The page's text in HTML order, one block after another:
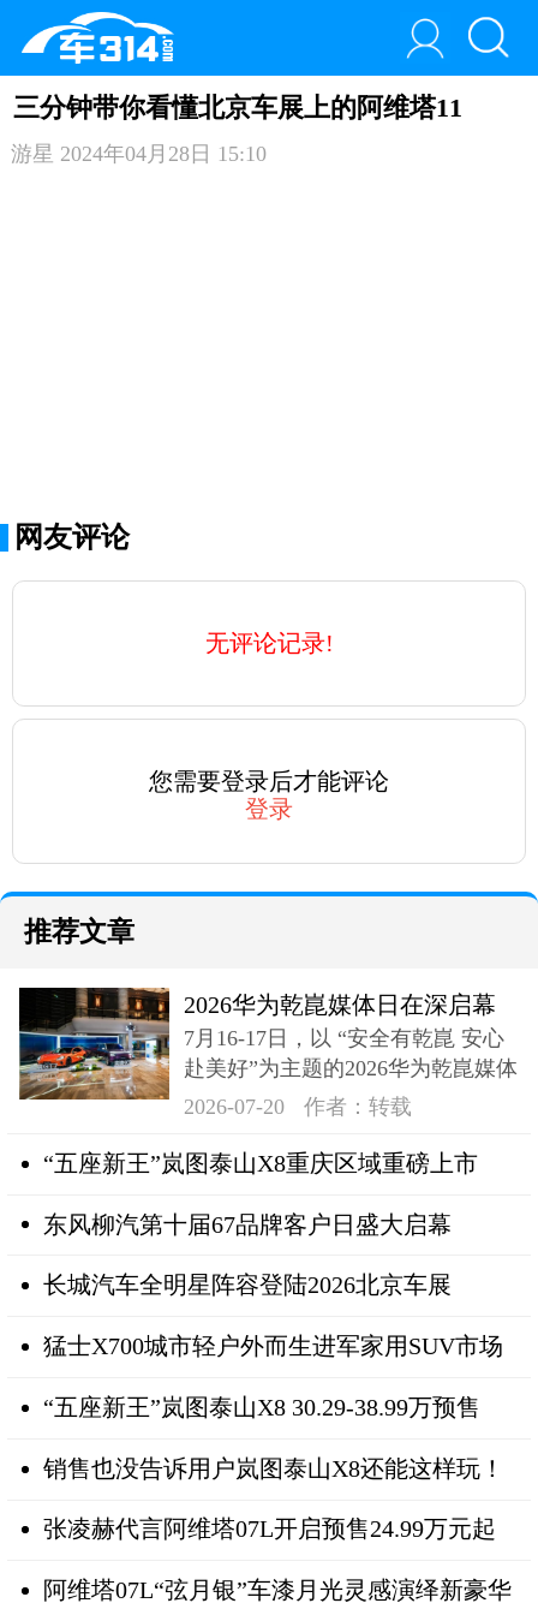
三分钟带你看懂北京车展上的阿维塔11
游星 2024年04月28日 15:10
网友评论
无评论记录!
您需要登录后才能评论
登录
推荐文章
2026华为乾崑媒体日在深启幕
奕境X9登场
7月16-17日，以 “安全有乾崑 安心
赴美好”为主题的2026华为乾崑媒体
日在深成功举办
2026-07-20 作者：转载
“五座新王”岚图泰山X8重庆区域重磅上市
东风柳汽第十届67品牌客户日盛大启幕
长城汽车全明星阵容登陆2026北京车展
猛士X700城市轻户外而生进军家用SUV市场
“五座新王”岚图泰山X8 30.29-38.99万预售
销售也没告诉用户岚图泰山X8还能这样玩！
张凌赫代言阿维塔07L开启预售24.99万元起
阿维塔07L“弦月银”车漆月光灵感演绎新豪华